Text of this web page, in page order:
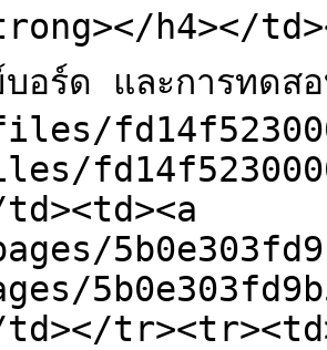
h4></
บอร์ด และการทด
td></